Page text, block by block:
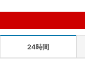
24時間